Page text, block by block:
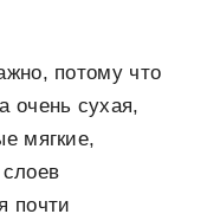
потому что
очень сухая,
мягкие,
почти